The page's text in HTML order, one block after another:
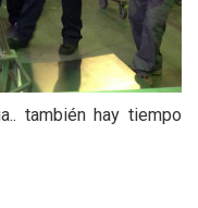
también hay tiempo